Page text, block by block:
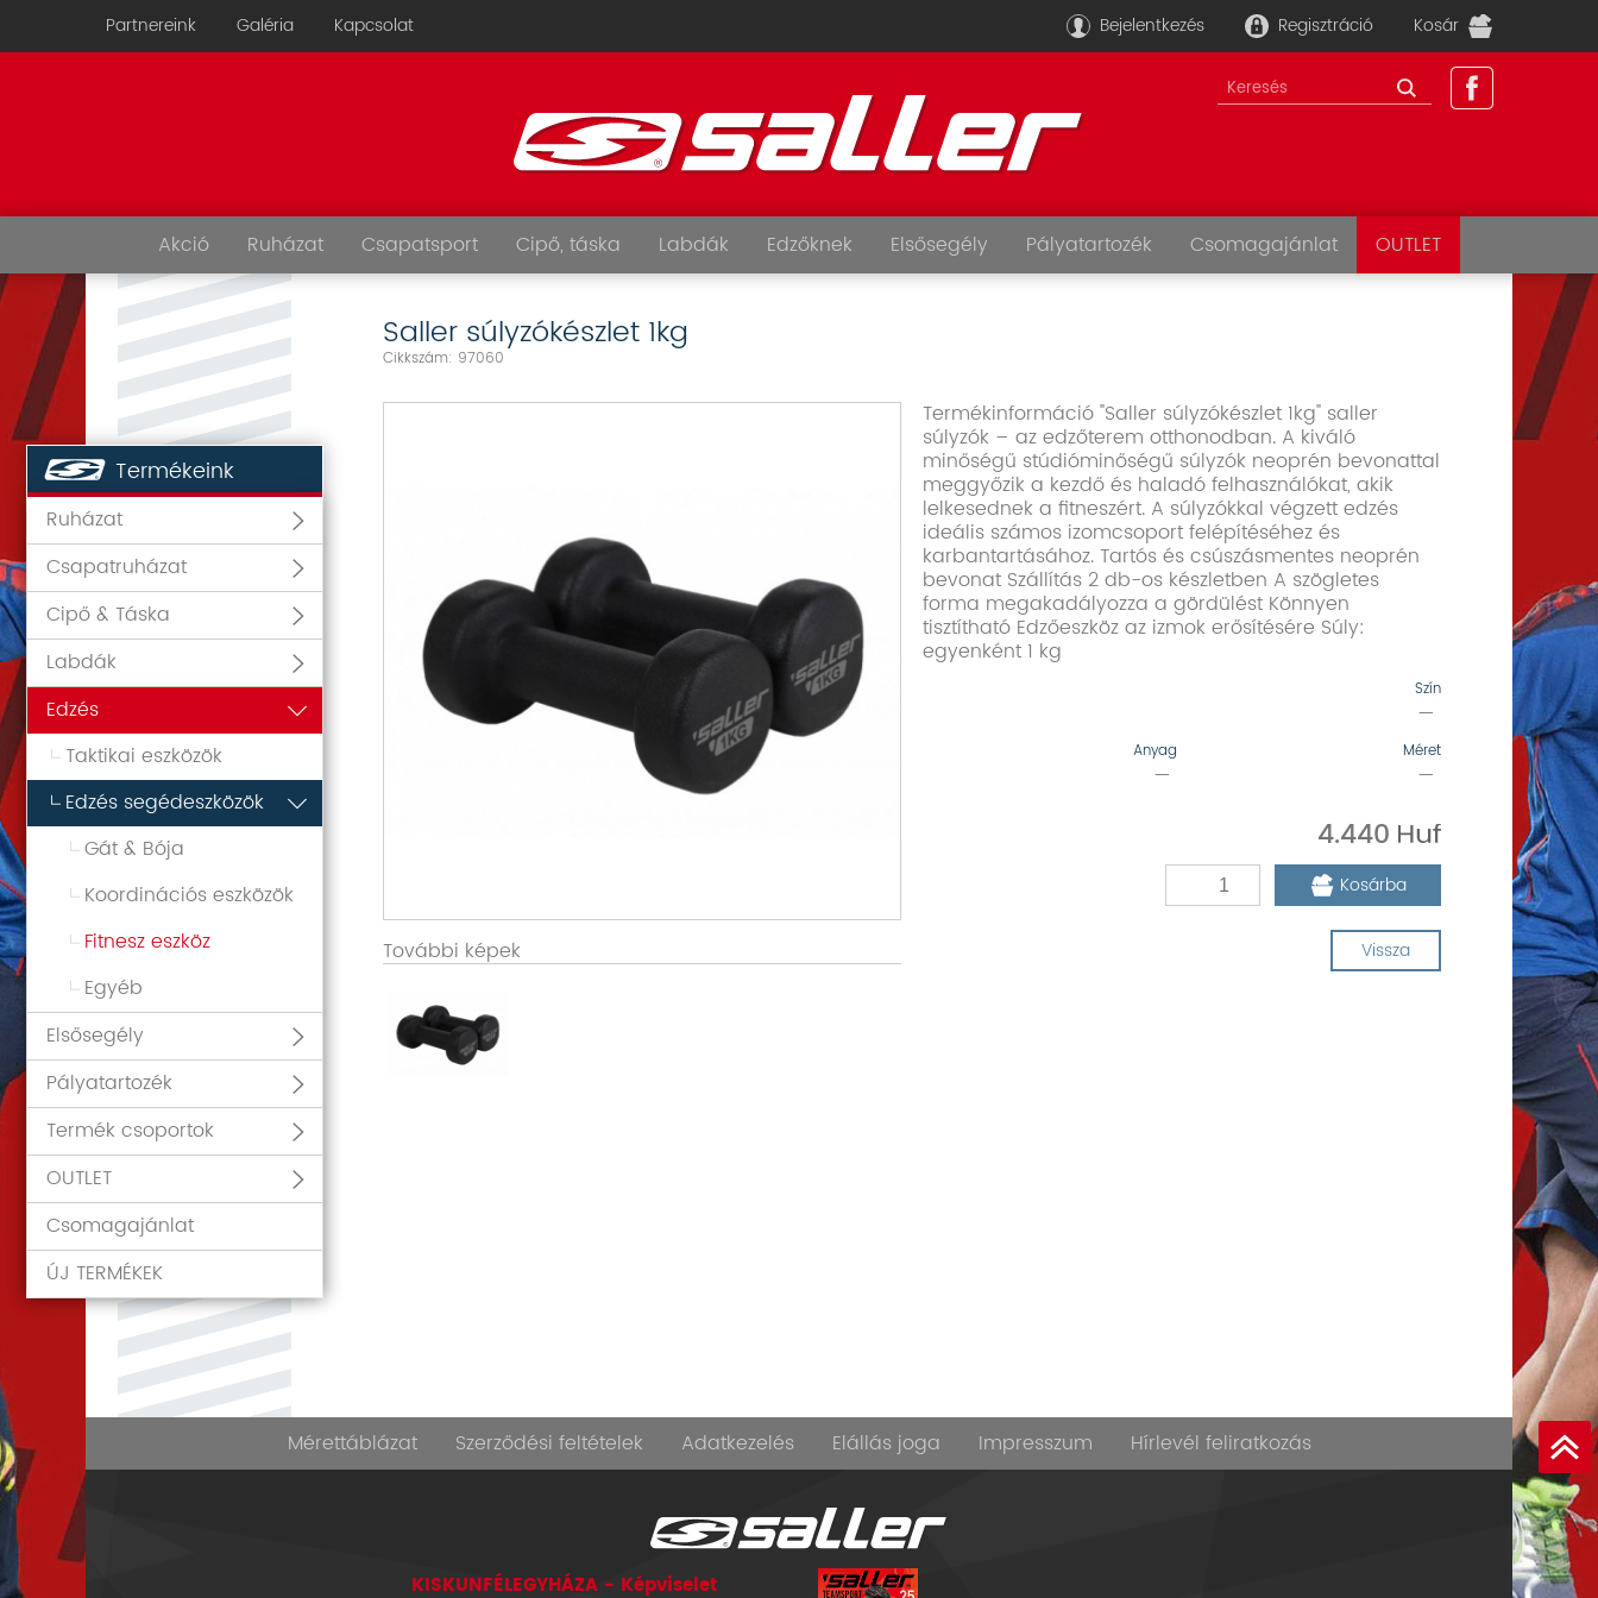
Partnereink Galéria Kapcsolat Bejelentkezés Regisztráció Kosár
Akció Ruházat Csapatsport Cipő, táska Labdák Edzőknek Elsősegély Pályatartozék Csomagajánlat OUTLET
Termékeink
Ruházat
Csapatruházat
Cipő & Táska
Labdák
Edzés
Taktikai eszközök
Edzés segédeszközök
Gát & Bója
Koordinációs eszközök
Fitnesz eszköz
Egyéb
Elsősegély
Pályatartozék
Termék csoportok
OUTLET
Csomagajánlat
ÚJ TERMÉKEK
Saller súlyzókészlet 1kg
Cikkszám: 97060
További képek
Termékinformáció "Saller súlyzókészlet 1kg" saller
súlyzók – az edzőterem otthonodban. A kiváló
minőségű stúdióminőségű súlyzók neoprén bevonattal
meggyőzik a kezdő és haladó felhasználókat, akik
lelkesednek a fitneszért. A súlyzókkal végzett edzés
ideális számos izomcsoport felépítéséhez és
karbantartásához. Tartós és csúszásmentes neoprén
bevonat Szállítás 2 db-os készletben A szögletes
forma megakadályozza a gördülést Könnyen
tisztítható Edzőeszköz az izmok erősítésére Súly:
egyenként 1 kg
Anyag
—
Méret
—
Szín
—
4.440
Kosárba
Vissza
Mérettáblázat Szerződési feltételek Adatkezelés Elállás joga Impresszum Hírlevél feliratkozás
KISKUNFÉLEGYHÁZA - Képviselet